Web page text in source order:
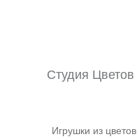
Студия Цветов
Игрушки из